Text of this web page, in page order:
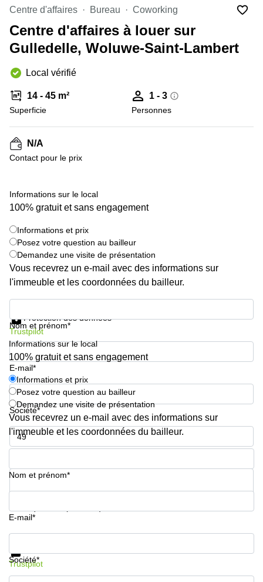
la
Neuve
Wavre
Centre
d'affaires
Anvers
Centre
Gand
Centre
d'affaires
Ville de
Bruxelles
Coworking
Ixelles
Namur
Coworking
Salle de
conférence
Bruxelles
Centre d'affaires Bureau Coworking
Centre d'affaires à louer sur
Gulledelle, Woluwe-Saint-Lambert
Local vérifié
14 - 45 m²
Superficie
1 - 3
Personnes
N/A
Contact pour le prix
Informations sur le local
100% gratuit et sans engagement
Informations et prix
Posez votre question au bailleur
Demandez une visite de présentation
Vous recevrez un e-mail avec des informations sur
l'immeuble et les coordonnées du bailleur.
Nom et prénom*
E-mail*
Société*
Numéro de téléphone*
Protection des données
Trustpilot
Informations sur le local
100% gratuit et sans engagement
Informations et prix
Posez votre question au bailleur
Demandez une visite de présentation
Vous recevrez un e-mail avec des informations sur
l'immeuble et les coordonnées du bailleur.
Nom et prénom*
E-mail*
Société*
Informations et prix
Trustpilot